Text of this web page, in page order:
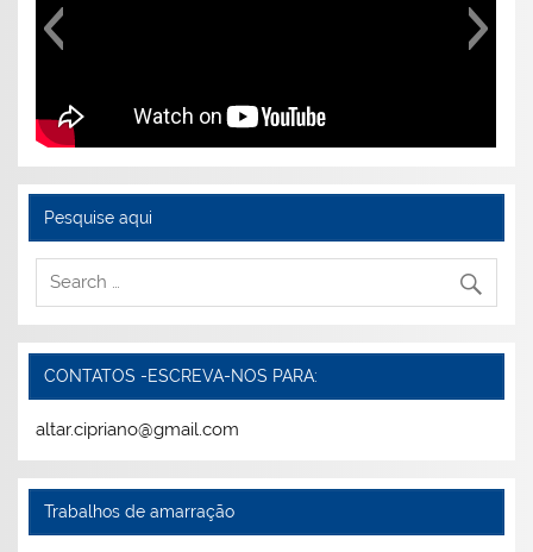
Pesquise aqui
CONTATOS -ESCREVA-NOS PARA:
altar.cipriano@gmail.com
Trabalhos de amarração